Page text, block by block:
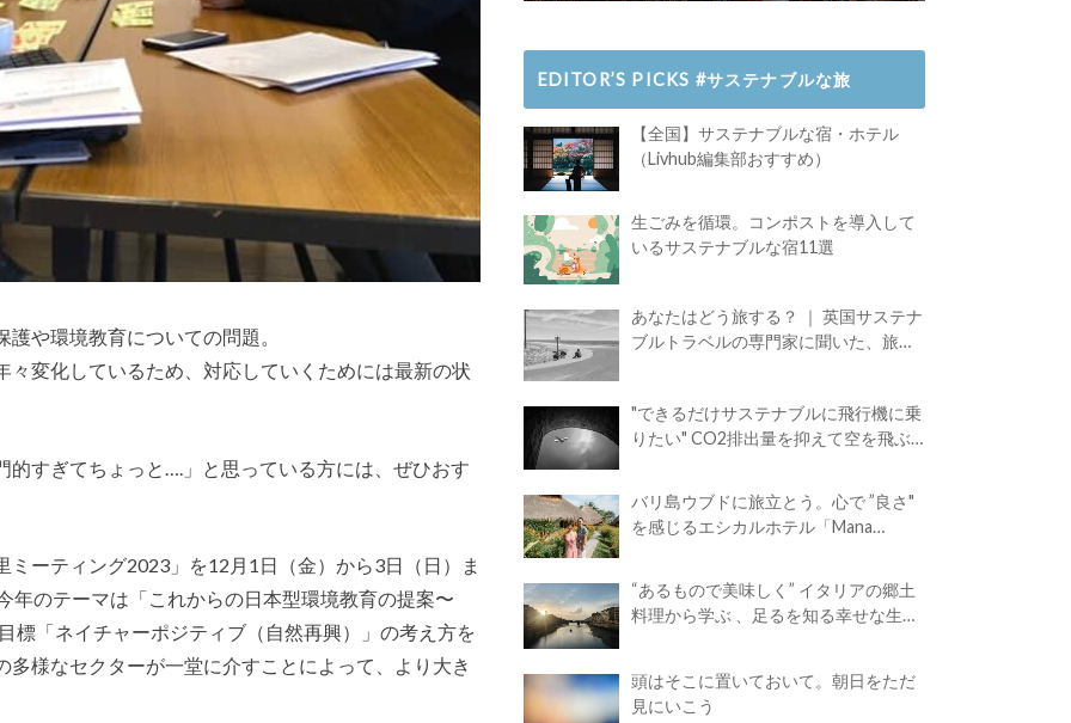
や環境教育についての問題。
変化しているため、対応していくためには最新の状
すぎてちょっと….」と思っている方には、ぜひおす
ーティング2023」を12月1日（金）から3日（日）ま
年のテーマは「これからの日本型環境教育の提案〜
標「ネイチャーポジティブ（自然再興）」の考え方を
様なセクターが一堂に介すことによって、より大き
EDITOR’S PICKS #サステナブルな旅
【全国】サステナブルな宿・ホテル
（Livhub編集部おすすめ）
生ごみを循環。コンポストを導入して
いるサステナブルな宿11選
あなたはどう旅する？ ｜ 英国サステナ
ブルトラベルの専門家に聞いた、旅の
"できるだけサステナブルに飛行機に乗
りたい" CO2排出量を抑えて空を飛ぶ
バリ島ウブドに旅立とう。心で ”良さ"
を感じるエシカルホテル「Mana
“あるもので美味しく” イタリアの郷土
料理から学ぶ 、足るを知る幸せな生き
頭はそこに置いておいて。朝日をただ
見にいこう